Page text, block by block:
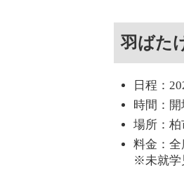
羽ばた
日程：
時間：
場所：
料金：全
※未就学